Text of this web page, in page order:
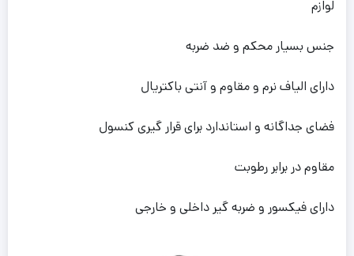
لوازم
جنس بسیار محکم و ضد ضربه
دارای الیاف نرم و مقاوم و آنتی باکتریال
فضای جداگانه و استاندارد برای قرار گیری کنسول
مقاوم در برابر رطوبت
دارای فیکسور و ضربه گیر داخلی و خارجی